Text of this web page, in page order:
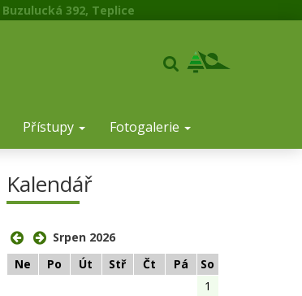
Buzulucká 392, Teplice
Přístupy Fotogalerie
Kalendář
Srpen 2026
Ne
Po Út Stř Čt Pá
So
1